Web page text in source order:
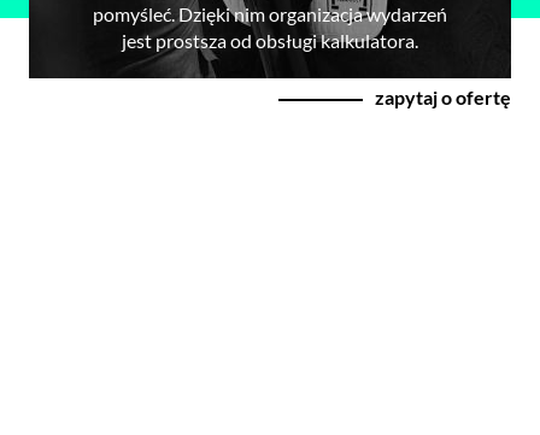
pomyśleć. Dzięki nim organizacja wydarzeń
jest prostsza od obsługi kalkulatora.
zapytaj o ofertę